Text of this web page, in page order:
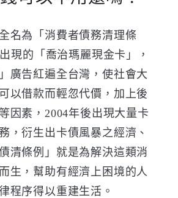
名為「消費者債務清理條
現的「喬治瑪麗現金卡」，
廣告紅遍全台灣，使社會大
以借款而輕忽代價，加上後
因素，2004年後出現大量卡
，衍生出卡債風暴之經濟、
清條例」就是為解決這類消
生，幫助有經濟上困境的人
程序得以重建生活。